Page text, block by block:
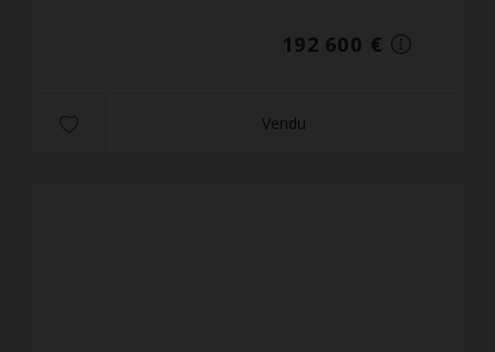
192 600 €
Vendu